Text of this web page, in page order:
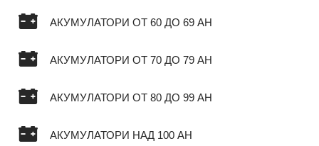
АКУМУЛАТОРИ ОТ 60 ДО 69 AH
АКУМУЛАТОРИ ОТ 70 ДО 79 AH
АКУМУЛАТОРИ ОТ 80 ДО 99 AH
АКУМУЛАТОРИ НАД 100 AH